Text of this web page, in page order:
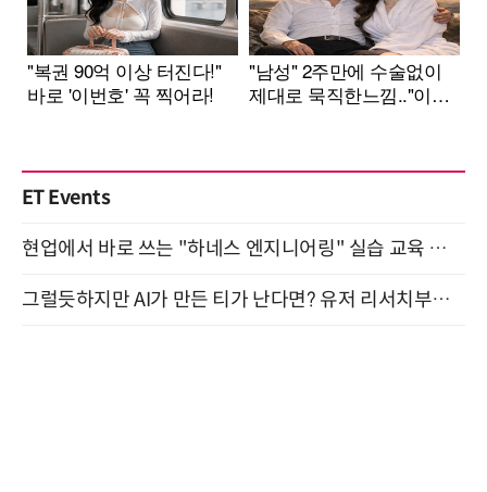
ET Events
현업에서 바로 쓰는 "하네스 엔지니어링" 실습 교육 워크숍 8월 20일 개최
그럴듯하지만 AI가 만든 티가 난다면? 유저 리서치부터 배포까지! (9/15)